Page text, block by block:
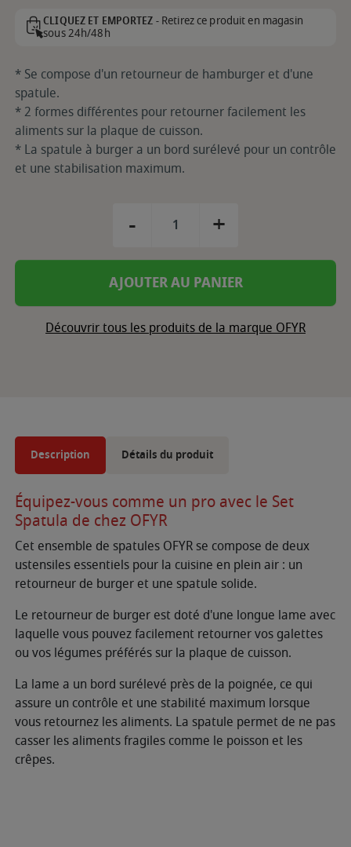
CLIQUEZ ET EMPORTEZ -Retirez ce produit en magasin
sous 24h/48h
* Se compose d'un retourneur de hamburger et d'une
spatule.
* 2 formes différentes pour retourner facilement les
aliments sur la plaque de cuisson.
* La spatule à burger a un bord surélevé pour un contrôle
et une stabilisation maximum.
- +
AJOUTER AU PANIER
Découvrir tous les produits de la marque OFYR
Description Détails du produit
Équipez-vous comme un pro avec le Set
Spatula de chez OFYR
Cet ensemble de spatules OFYR se compose de deux
ustensiles essentiels pour la cuisine en plein air : un
retourneur de burger et une spatule solide.
Le retourneur de burger est doté d'une longue lame avec
laquelle vous pouvez facilement retourner vos galettes
ou vos légumes préférés sur la plaque de cuisson.
La lame a un bord surélevé près de la poignée, ce qui
assure un contrôle et une stabilité maximum lorsque
vous retournez les aliments. La spatule permet de ne pas
casser les aliments fragiles comme le poisson et les
crêpes.